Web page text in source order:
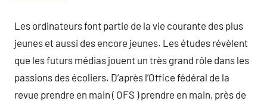
Les ordinateurs font partie de la vie courante des plus
jeunes et aussi des encore jeunes. Les études révèlent
que les futurs médias jouent un très grand rôle dans les
passions des écoliers. D’après l’Office fédéral de la
revue prendre en main ( OFS ) prendre en main, près de